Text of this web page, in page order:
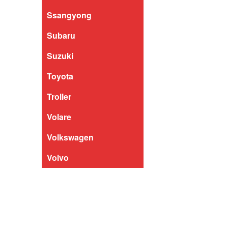
Ssangyong
Subaru
Suzuki
Toyota
Troller
Volare
Volkswagen
Volvo